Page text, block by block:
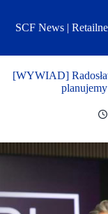
treściSCF News |
[WYWIAD]